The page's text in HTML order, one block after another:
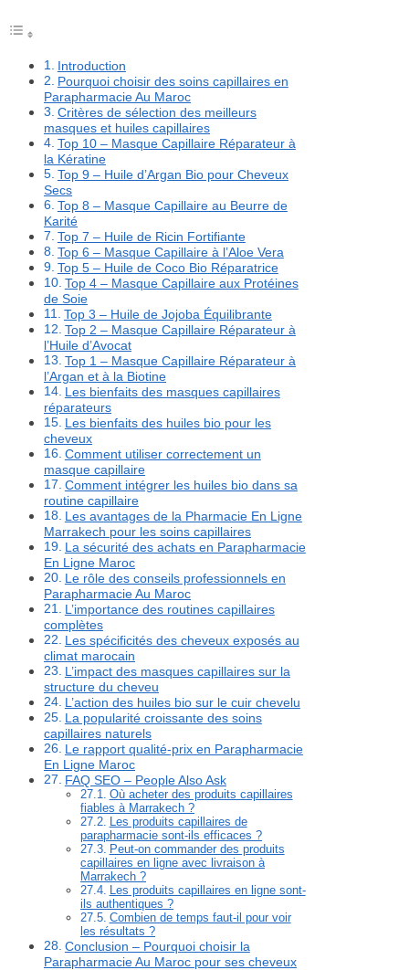
Introduction
Pourquoi choisir des soins capillaires en
Parapharmacie Au Maroc
Critères de sélection des meilleurs
masques et huiles capillaires
Top 10 – Masque Capillaire Réparateur à
la Kératine
Top 9 – Huile d’Argan Bio pour Cheveux
Secs
Top 8 – Masque Capillaire au Beurre de
Karité
Top 7 – Huile de Ricin Fortifiante
Top 6 – Masque Capillaire à l’Aloe Vera
Top 5 – Huile de Coco Bio Réparatrice
Top 4 – Masque Capillaire aux Protéines
de Soie
Top 3 – Huile de Jojoba Équilibrante
Top 2 – Masque Capillaire Réparateur à
l’Huile d’Avocat
Top 1 – Masque Capillaire Réparateur à
l’Argan et à la Biotine
Les bienfaits des masques capillaires
réparateurs
Les bienfaits des huiles bio pour les
cheveux
Comment utiliser correctement un
masque capillaire
Comment intégrer les huiles bio dans sa
routine capillaire
Les avantages de la Pharmacie En Ligne
Marrakech pour les soins capillaires
La sécurité des achats en Parapharmacie
En Ligne Maroc
Le rôle des conseils professionnels en
Parapharmacie Au Maroc
L’importance des routines capillaires
complètes
Les spécificités des cheveux exposés au
climat marocain
L’impact des masques capillaires sur la
structure du cheveu
L’action des huiles bio sur le cuir chevelu
La popularité croissante des soins
capillaires naturels
Le rapport qualité-prix en Parapharmacie
En Ligne Maroc
FAQ SEO – People Also Ask
Où acheter des produits capillaires
fiables à Marrakech ?
Les produits capillaires de
parapharmacie sont-ils efficaces ?
Peut-on commander des produits
capillaires en ligne avec livraison à
Marrakech ?
Les produits capillaires en ligne sont-
ils authentiques ?
Combien de temps faut-il pour voir
les résultats ?
Conclusion – Pourquoi choisir la
Parapharmacie Au Maroc pour ses cheveux